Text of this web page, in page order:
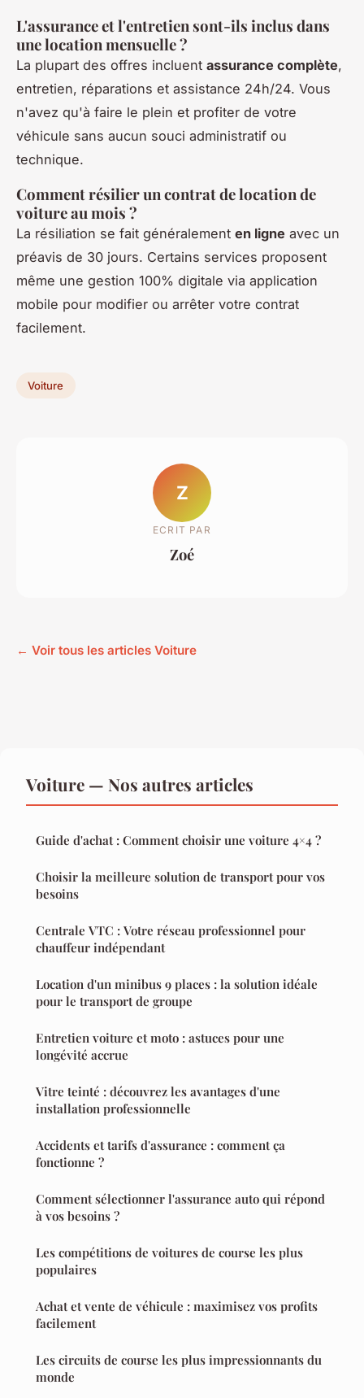
L'assurance et l'entretien sont-ils inclus dans
une location mensuelle ?
La plupart des offres incluent assurance complète,
entretien, réparations et assistance 24h/24. Vous
n'avez qu'à faire le plein et profiter de votre
véhicule sans aucun souci administratif ou
technique.
Comment résilier un contrat de location de
voiture au mois ?
La résiliation se fait généralement en ligne avec un
préavis de 30 jours. Certains services proposent
même une gestion 100% digitale via application
mobile pour modifier ou arrêter votre contrat
facilement.
Voiture
Z
ECRIT PAR
Zoé
← Voir tous les articles Voiture
Voiture — Nos autres articles
Guide d'achat : Comment choisir une voiture 4×4 ?
Choisir la meilleure solution de transport pour vos
besoins
Centrale VTC : Votre réseau professionnel pour
chauffeur indépendant
Location d'un minibus 9 places : la solution idéale
pour le transport de groupe
Entretien voiture et moto : astuces pour une
longévité accrue
Vitre teinté : découvrez les avantages d'une
installation professionnelle
Accidents et tarifs d'assurance : comment ça
fonctionne ?
Comment sélectionner l'assurance auto qui répond
à vos besoins ?
Les compétitions de voitures de course les plus
populaires
Achat et vente de véhicule : maximisez vos profits
facilement
Les circuits de course les plus impressionnants du
monde